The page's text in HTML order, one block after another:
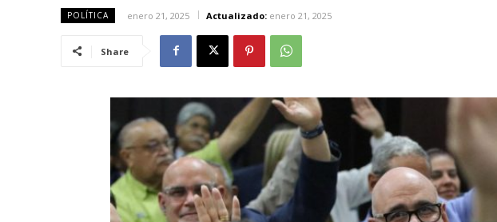
POLÍTICA enero 21, 2025 Actualizado: enero 21, 2025
Share